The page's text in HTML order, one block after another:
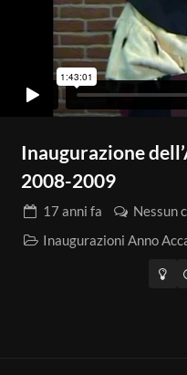
Inaugurazione
2008-2009
17 anni fa
Nessun
Inaugurazioni Anno